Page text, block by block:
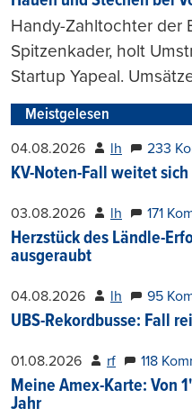
Handy-Zahltochter der
Spitzenkader, holt
Startup Yapeal.
Meistgelesen
04.08.2026 lh 233
KV-Noten-Fall weitet
03.08.2026 lh 171
Herzstück des Ländle-
ausgeraubt
04.08.2026 lh 95
UBS-Rekordbusse: Fall
01.08.2026 rf 118
Meine Amex-Karte: Von
Jahr